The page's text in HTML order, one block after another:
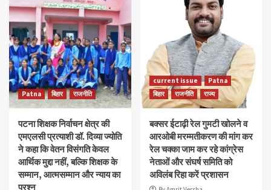
Patna बिहार राजनीति
पटना शिक्षक निर्वाचन क्षेत्र की
एमएलसी प्रत्याशी डॉ. दिव्या ज्योति
ने कहा कि वेतन विसंगति केवल
आर्थिक मुद्दा नहीं, बल्कि शिक्षक के
सम्मान, आत्मसम्मान और न्याय का
प्रश्न
current issue
Patna
बिहार
राजनीति राज्य
बक्सर ईटाढ़ी रेल गुमटी खोलने व
आरओबी मरम्मतीकरण की मांग कर
रेल चक्का जाम कर रहे कांग्रेस
नेताओं और संघर्ष समिति को
अविलंब रिहा करें प्रशासन